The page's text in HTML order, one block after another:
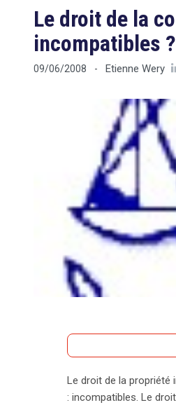
Le droit de la
incompatibles ?
09/06/2008 - Etienne Wery
Le droit de la
Le droit de la propriété
: incompatibles. Le